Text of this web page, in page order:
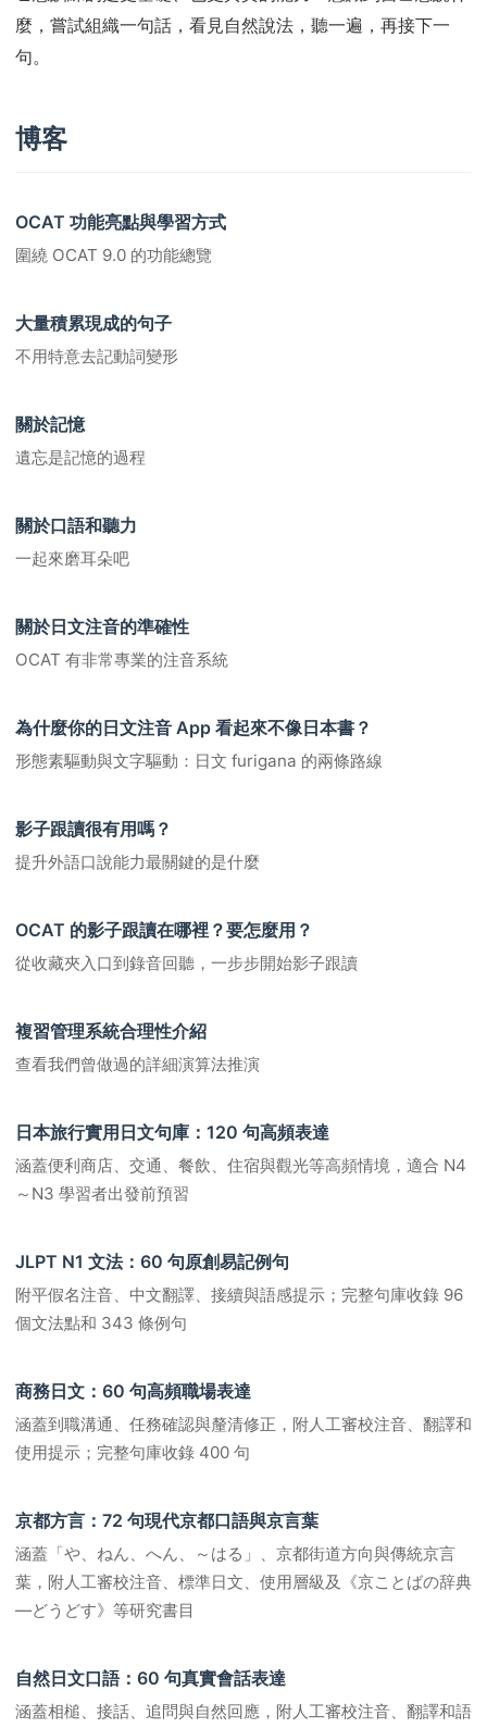
麼，嘗試組織一句話，看見自然說法，聽一遍，再接下一
句。
博客
OCAT 功能亮點與學習方式
圍繞 OCAT 9.0 的功能總覽
大量積累現成的句子
不用特意去記動詞變形
關於記憶
遺忘是記憶的過程
關於口語和聽力
一起來磨耳朵吧
關於日文注音的準確性
OCAT 有非常專業的注音系統
為什麼你的日文注音 App 看起來不像日本書？
形態素驅動與文字驅動：日文 furigana 的兩條路線
影子跟讀很有用嗎？
提升外語口說能力最關鍵的是什麼
OCAT 的影子跟讀在哪裡？要怎麼用？
從收藏夾入口到錄音回聽，一步步開始影子跟讀
複習管理系統合理性介紹
查看我們曾做過的詳細演算法推演
日本旅行實用日文句庫：120 句高頻表達
涵蓋便利商店、交通、餐飲、住宿與觀光等高頻情境，適合 N4
～N3 學習者出發前預習
JLPT N1 文法：60 句原創易記例句
附平假名注音、中文翻譯、接續與語感提示；完整句庫收錄 96
個文法點和 343 條例句
商務日文：60 句高頻職場表達
涵蓋到職溝通、任務確認與釐清修正，附人工審校注音、翻譯和
使用提示；完整句庫收錄 400 句
京都方言：72 句現代京都口語與京言葉
涵蓋「や、ねん、へん、～はる」、京都街道方向與傳統京言
葉，附人工審校注音、標準日文、使用層級及《京ことばの辞典
―どうどす》等研究書目
自然日文口語：60 句真實會話表達
涵蓋相槌、接話、追問與自然回應，附人工審校注音、翻譯和語